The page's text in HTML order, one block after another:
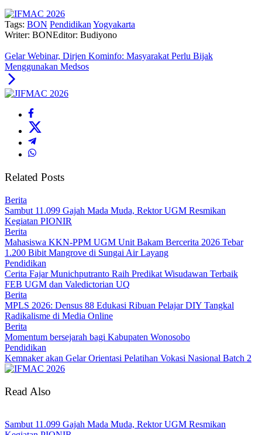
Tags: BON Pendidikan Yogyakarta
Writer: BONEditor: Budiyono
Gelar Webinar, Dirjen Kominfo: Masyarakat Perlu Bijak
Menggunakan Medsos
Related Posts
Berita
Sambut 11.099 Gajah Mada Muda, Rektor UGM Resmikan
Kegiatan PIONIR
Berita
Mahasiswa KKN-PPM UGM Unit Bakam Bercerita 2026 Tebar
1.200 Bibit Mangrove di Sungai Air Layang
Pendidikan
Cerita Fajar Munichputranto Raih Predikat Wisudawan Terbaik
FEB UGM dan Valedictorian UQ
Berita
MPLS 2026: Densus 88 Edukasi Ribuan Pelajar DIY Tangkal
Radikalisme di Media Online
Berita
Momentum bersejarah bagi Kabupaten Wonosobo
Pendidikan
Kemnaker akan Gelar Orientasi Pelatihan Vokasi Nasional Batch 2
Read Also
Sambut 11.099 Gajah Mada Muda, Rektor UGM Resmikan